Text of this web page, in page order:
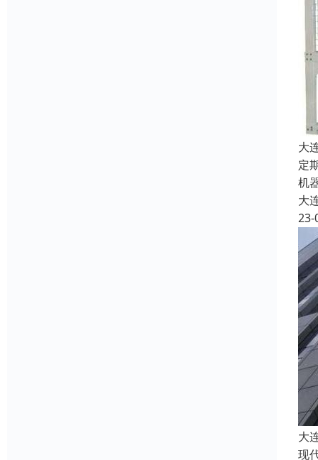
大
定
机
大
23-
大
现